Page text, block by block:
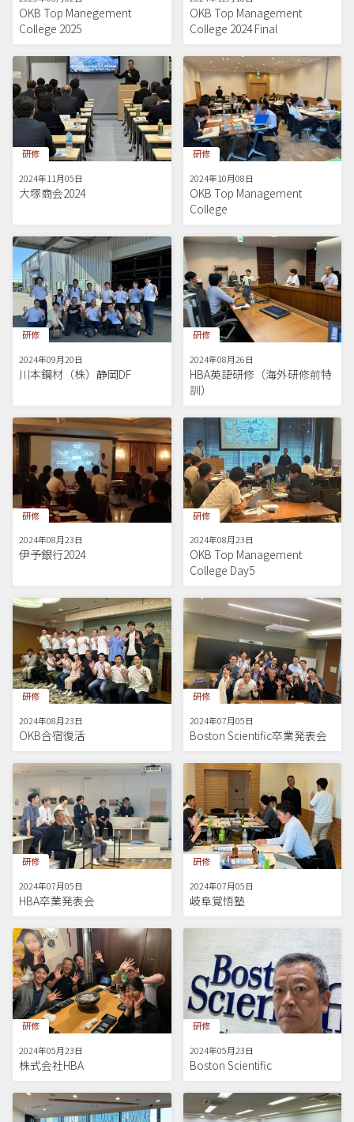
OKB Top Manegement
College 2025
OKB Top Management
College 2024 Final
研修
2024年11月05日
大塚商会2024
研修
2024年10月08日
OKB Top Management
College
研修
2024年09月20日
川本鋼材（株）静岡DF
研修
2024年08月26日
HBA英語研修（海外研修前特
訓）
研修
2024年08月23日
伊予銀行2024
研修
2024年08月23日
OKB Top Management
College Day5
研修
2024年08月23日
OKB合宿復活
研修
2024年07月05日
Boston Scientific卒業発表会
研修
2024年07月05日
HBA卒業発表会
研修
2024年07月05日
岐阜覚悟塾
研修
2024年05月23日
株式会社HBA
研修
2024年05月23日
Boston Scientific